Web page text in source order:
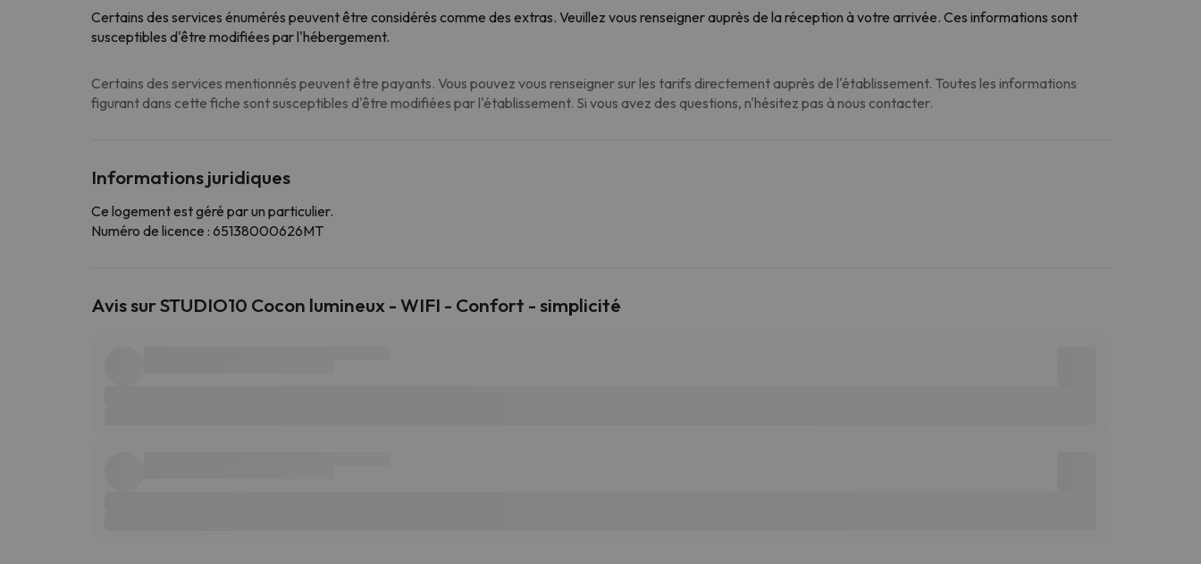
Certains des services énumérés peuvent être considérés comme des extras. Veuillez vous renseigner auprès de la réception à votre arrivée. Ces informations sont
susceptibles d'être modifiées par l'hébergement.
Certains des services mentionnés peuvent être payants. Vous pouvez vous renseigner sur les tarifs directement auprès de l'établissement. Toutes les informations
figurant dans cette fiche sont susceptibles d'être modifiées par l'établissement. Si vous avez des questions, n'hésitez pas à nous contacter.
Informations juridiques
Ce logement est géré par un particulier.
Numéro de licence : 65138000626MT
Avis sur STUDIO10 Cocon lumineux - WIFI - Confort - simplicité